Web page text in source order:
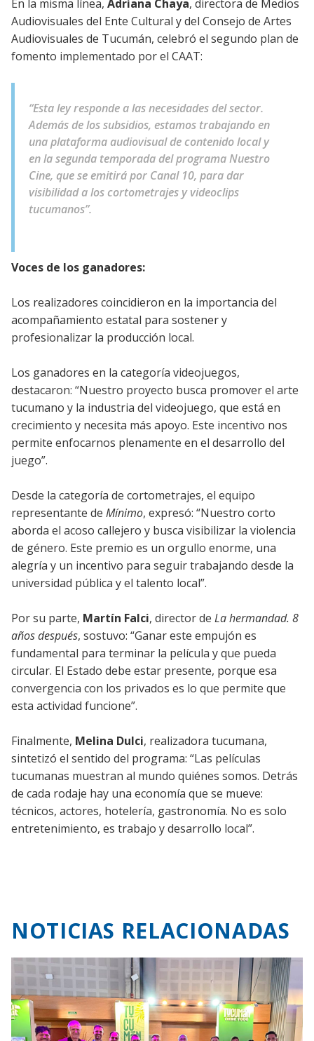
En la misma línea, Adriana Chaya, directora de Medios
Audiovisuales del Ente Cultural y del Consejo de Artes
Audiovisuales de Tucumán, celebró el segundo plan de
fomento implementado por el CAAT:
“Esta ley responde a las necesidades del sector.
Además de los subsidios, estamos trabajando en
una plataforma audiovisual de contenido local y
en la segunda temporada del programaNuestro
Cine, que se emitirá por Canal 10, para dar
visibilidad a los cortometrajes y videoclips
tucumanos”.
Voces de los ganadores:
Los realizadores coincidieron en la importancia del
acompañamiento estatal para sostener y
profesionalizar la producción local.
Los ganadores en la categoría videojuegos,
destacaron: “Nuestro proyecto busca promover el arte
tucumano y la industria del videojuego, que está en
crecimiento y necesita más apoyo. Este incentivo nos
permite enfocarnos plenamente en el desarrollo del
juego”.
Desde la categoría de cortometrajes, el equipo
representante de Mínimo, expresó: “Nuestro corto
aborda el acoso callejero y busca visibilizar la violencia
de género. Este premio es un orgullo enorme, una
alegría y un incentivo para seguir trabajando desde la
universidad pública y el talento local”.
Por su parte, Martín Falci, director de La hermandad. 8
años después, sostuvo: “Ganar este empujón es
fundamental para terminar la película y que pueda
circular. El Estado debe estar presente, porque esa
convergencia con los privados es lo que permite que
esta actividad funcione”.
Finalmente, Melina Dulci, realizadora tucumana,
sintetizó el sentido del programa: “Las películas
tucumanas muestran al mundo quiénes somos. Detrás
de cada rodaje hay una economía que se mueve:
técnicos, actores, hotelería, gastronomía. No es solo
entretenimiento, es trabajo y desarrollo local”.
NOTICIAS RELACIONADAS